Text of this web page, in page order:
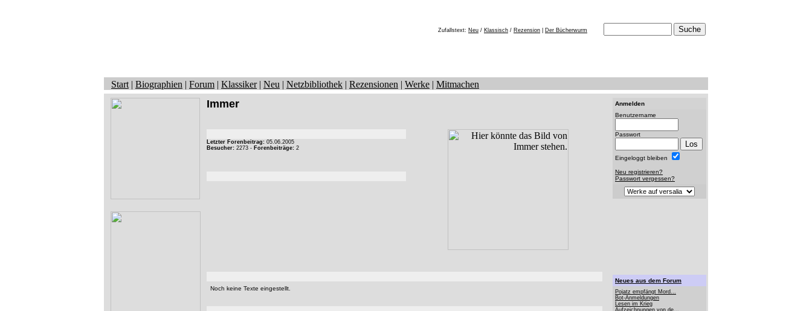
Zufallstext: Neu / Klassisch / Rezension Der Bücherwurm
Start | Biographien | Forum | Klassiker| Neu | Netzbibliothek | Rezensionen | Werke | Mitmachen
Immer
Letzter Forenbeitrag: 05.06.2005
Besucher: 2273 - Forenbeiträge: 2
Noch keine Texte eingestellt.
Anmelden
Benutzername
Passwort
Eingeloggt bleiben
Neu registrieren?
Passwort vergessen?
Neues aus dem Forum
Pojatz empfängt Mord...
Bot-Anmeldungen
Lesen im Krieg
Aufzeichnungen von de...